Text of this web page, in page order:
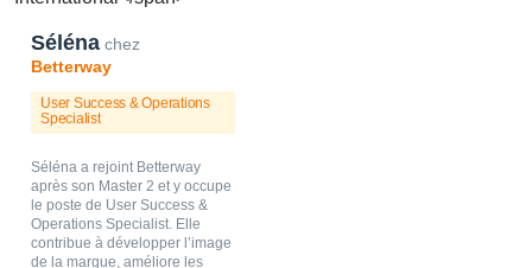
Séléna a rejoint Betterway
après son Master 2 et y occupe
le poste de User Success &
Operations Specialist. Elle
contribue à développer l’image
de la marque, améliore les
Séléna chez
Betterway
User Success & Operations
Specialist